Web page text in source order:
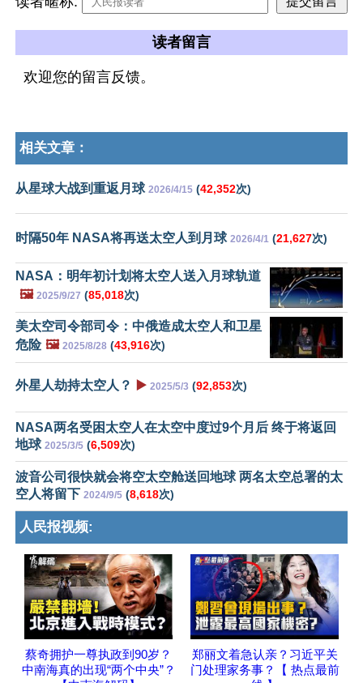
读者留言
欢迎您的留言反馈。
相关文章：
从星球大战到重返月球 2026/4/15 (42,352次)
时隔50年 NASA将再送太空人到月球 2026/4/1 (21,627次)
NASA：明年初计划将太空人送入月球轨道
🖼️ 2025/9/27 (85,018次)
美太空司令部司令：中俄造成太空人和卫星
危险 🖼️ 2025/8/28 (43,916次)
外星人劫持太空人？ ▶️ 2025/5/3 (92,853次)
NASA两名受困太空人在太空中度过9个月后 终于将返回
地球 2025/3/5 (6,509次)
波音公司很快就会将空太空舱送回地球 两名太空总署的太
空人将留下 2024/9/5 (8,618次)
人民报视频:
蔡奇拥护一尊执政到90岁？
中南海真的出现“两个中央”？
郑丽文着急认亲？习近平关
门处理家务事？【 热点最前